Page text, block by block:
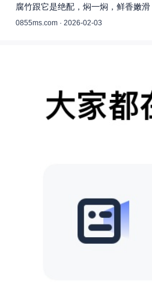
腐竹跟它是绝配，焖一焖，鲜香嫩
0855ms.com · 2026-02-03